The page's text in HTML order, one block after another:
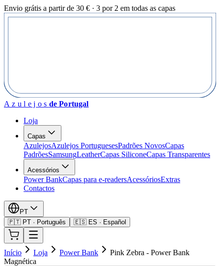
Envio grátis a partir de 30 € · 3 por 2 em todas as capas
Azulejos de Portugal
Loja
Capas
AzulejosAzulejos PortuguesesPadrões NovosCapas
PadrõesSamsungLeatherCapas SiliconeCapas Transparentes
Acessórios
Power BankCapas para e-readersAcessóriosExtras
Contactos
PT
🇵🇹 PT · Português
🇪🇸 ES · Español
Início Loja Power Bank
Pink Zebra - Power Bank
Magnética